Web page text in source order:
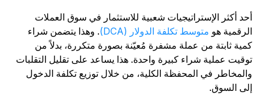
أكثر الإستراتيجيات شعبية للاستثمار في سوق العملات
هو متوسط تكلفة الدولار (DCA)
. وهذا يتضمن شراء
ثابتة من عملة مشفرة مُعيّنة بصورة متكررة، بدلاً من
عملية شراء كبيرة واحدة. هذا يساعد على تقليل التقلبات
في المحفظة الكلية، من خلال توزيع تكلفة الدخول
السوق.